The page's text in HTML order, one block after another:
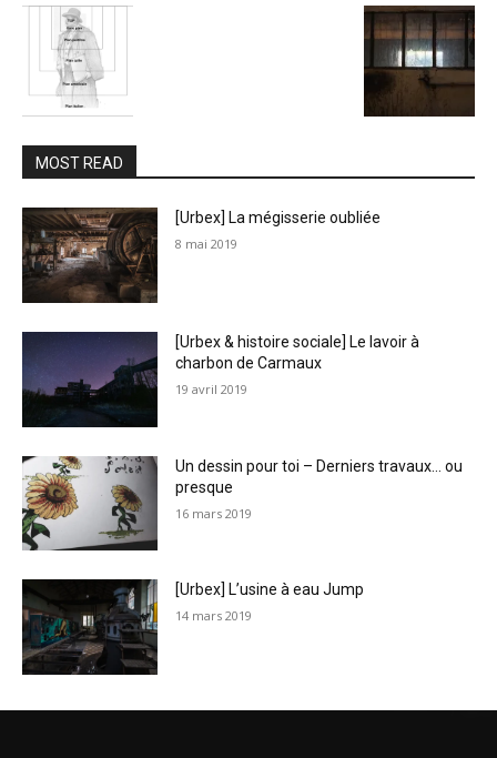
MOST READ
[Urbex] La mégisserie oubliée
8 mai 2019
[Urbex & histoire sociale] Le lavoir à
charbon de Carmaux
19 avril 2019
Un dessin pour toi – Derniers travaux… ou
presque
16 mars 2019
[Urbex] L’usine à eau Jump
14 mars 2019